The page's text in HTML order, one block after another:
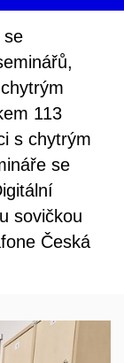
se
113
s chytrým
se
sovičkou
Česká